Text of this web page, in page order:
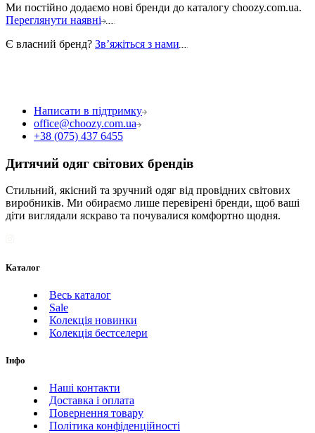
Ми постійно додаємо нові бренди до каталогу choozy.com.ua.
Переглянути наявні
Є власний бренд? Звʼяжіться з нами
Написати в підтримку
office@choozy.com.ua
+38 (075) 437 6455
Дитячий одяг світових брендів
Стильний, якісний та зручний одяг від провідних світових
виробників. Ми обираємо лише перевірені бренди, щоб ваші
діти виглядали яскраво та почувалися комфортно щодня.
Каталог
Весь каталог
Sale
Колекція новинки
Колекція бестселери
Інфо
Наші контакти
Доставка і оплата
Повернення товару
Політика конфіденційності